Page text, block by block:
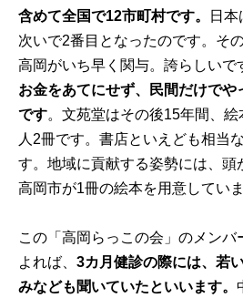
含めて全国で12市町村です。
日
次いで2番目となったのです。そ
高岡がいち早く関与。誇らしいで
お金をあてにせず、民間だけでや
です。文苑堂はその後15年間、
人2冊です。書店といえども相当
す。地域に貢献する姿勢には、頭
高岡市が1冊の絵本を用意していま
この「高岡らっこの会」のメンバ
よれば、3カ月健診の際には、若
みなども聞いていたといいます。